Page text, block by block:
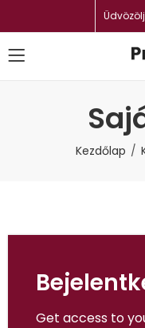
Kezdőlap
Get access to